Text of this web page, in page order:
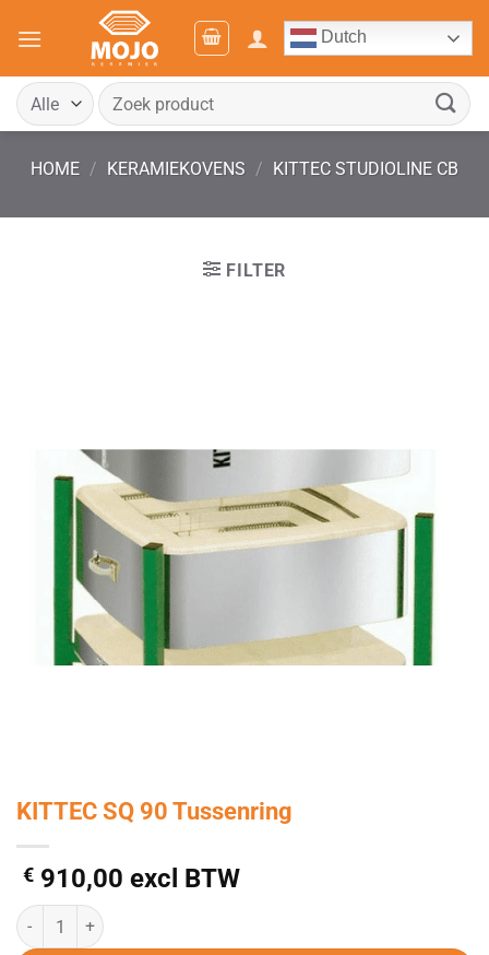
naar
Dutch
Zoeken
naar:
HOME / KERAMIEKOVENS / KITTEC STUDIOLINE CB
FILTER
KITTEC SQ 90 Tussenring
€ 910,00 excl BTW
KITTEC SQ 90 Tussenring aantal
Alternative: